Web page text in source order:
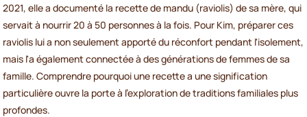
2021, elle a documenté la recette de mandu (raviolis) de sa mère, qui
servait à nourrir 20 à 50 personnes à la fois. Pour Kim, préparer ces
raviolis lui a non seulement apporté du réconfort pendant l'isolement,
mais l'a également connectée à des générations de femmes de sa
famille. Comprendre pourquoi une recette a une signification
particulière ouvre la porte à l'exploration de traditions familiales plus
profondes.